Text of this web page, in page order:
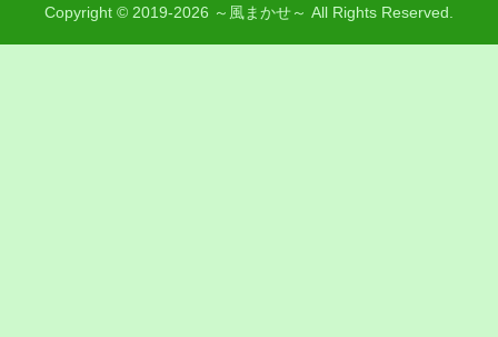
Copyright © 2019-2026 ～風まかせ～ All Rights Reserved.